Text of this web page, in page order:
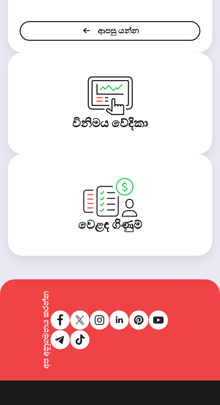
ආපසු යන්න
විනිමය වේදිකා
වෙළඳ ගිණුම්
අප අනුගමනය කරන්න